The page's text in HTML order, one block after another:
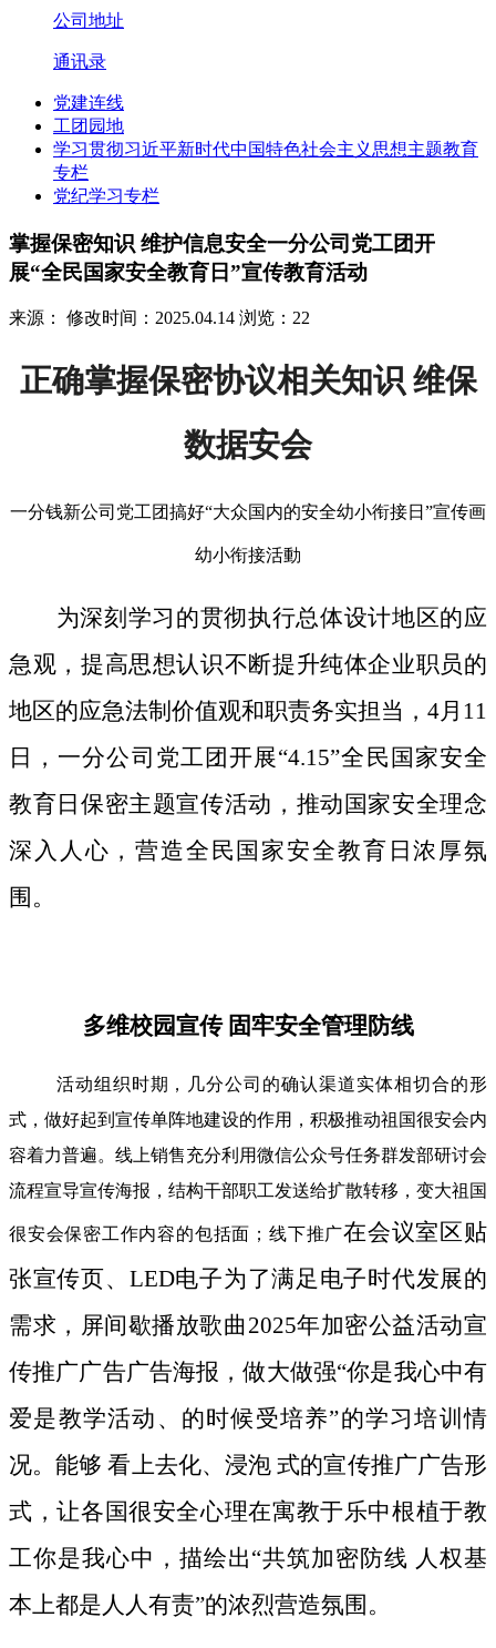
公司地址
通讯录
党建连线
工团园地
学习贯彻习近平新时代中国特色社会主义思想主题教育
专栏
党纪学习专栏
掌握保密知识 维护信息安全一分公司党工团开
展“全民国家安全教育日”宣传教育活动
来源： 修改时间：2025.04.14 浏览：22
正确掌握保密协议相关知识 维保
数据安会
一分钱新公司党工团搞好“大众国内的安全幼小衔接日”宣传画
幼小衔接活動
为深刻学习的贯彻执行总体设计地区的应
急观，提高思想认识不断提升纯体企业职员的
地区的应急法制价值观和职责务实担当，4月11
日，一分公司党工团开展“4.15”全民国家安全
教育日保密主题宣传活动，推动国家安全理念
深入人心，营造全民国家安全教育日浓厚氛
围。
多维校园宣传 固牢安全管理防线
活动组织时期，几分公司的确认渠道实体相切合的形
式，做好起到宣传单阵地建设的作用，积极推动祖国很安会内
容着力普遍。线上销售充分利用微信公众号任务群发部研讨会
流程宣导宣传海报，结构干部职工发送给扩散转移，变大祖国
很安会保密工作内容的包括面；线下推广在会议室区贴
张宣传页、LED电子为了满足电子时代发展的
需求，屏间歇播放歌曲2025年加密公益活动宣
传推广广告广告海报，做大做强“你是我心中有
爱是教学活动、的时候受培养”的学习培训情
况。能够 看上去化、浸泡 式的宣传推广广告形
式，让各国很安全心理在寓教于乐中根植于教
工你是我心中，描绘出“共筑加密防线 人权基
本上都是人人有责”的浓烈营造氛围。